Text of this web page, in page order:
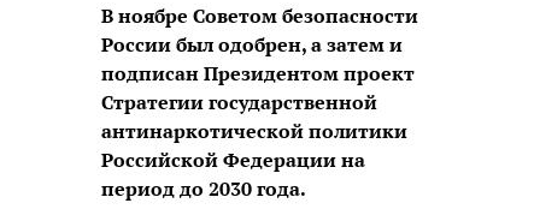
В ноябре Советом безопасности
России был одобрен, а затем и
подписан Президентом проект
Стратегии государственной
антинаркотической политики
Российской Федерации на
период до 2030 года.